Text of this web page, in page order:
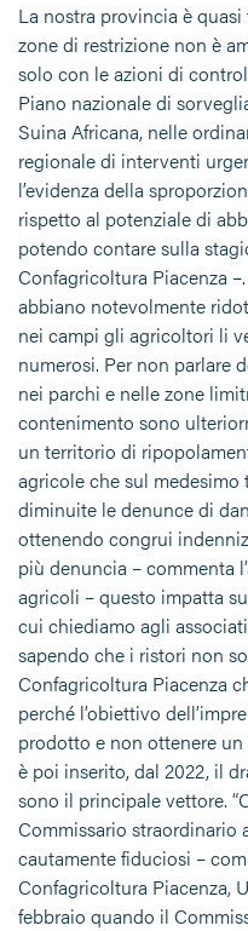
La nostra provincia è
zone di restrizione non è
solo con le azioni di
Piano nazionale di
Suina Africana, nelle
regionale di interventi
l’evidenza della
rispetto al potenziale di
potendo contare sulla
Confagricoltura Piacenza
abbiano notevolmente
nei campi gli agricoltori li
numerosi. Per non parlare
nei parchi e nelle zone
contenimento sono
un territorio di
agricole che sul
diminuite le denunce di
ottenendo congrui
più denuncia – commenta
agricoli – questo impatta
cui chiediamo agli
sapendo che i ristori non
Confagricoltura Piacenza
perché l’obiettivo
prodotto e non ottenere
è poi inserito, dal 2022, il
sono il principale vettore.
Commissario straordinario
cautamente fiduciosi –
Confagricoltura Piacenza,
febbraio quando il